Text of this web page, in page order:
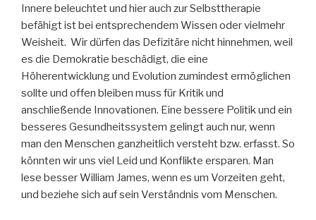
Innere beleuchtet und hier auch zur Selbsttherapie
befähigt ist bei entsprechendem Wissen oder vielmehr
Weisheit. Wir dürfen das Defizitäre nicht hinnehmen, weil
es die Demokratie beschädigt, die eine
Höherentwicklung und Evolution zumindest ermöglichen
sollte und offen bleiben muss für Kritik und
anschließende Innovationen. Eine bessere Politik und ein
besseres Gesundheitssystem gelingt auch nur, wenn
man den Menschen ganzheitlich versteht bzw. erfasst. So
könnten wir uns viel Leid und Konflikte ersparen. Man
lese besser William James, wenn es um Vorzeiten geht,
und beziehe sich auf sein Verständnis vom Menschen.